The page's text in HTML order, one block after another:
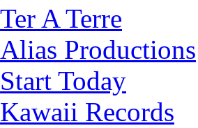
Ter A Terre
Alias Productions
Start Today
Kawaii Records